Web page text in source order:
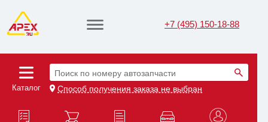
+7 (495) 150-18-88
Каталог
Поиск по номеру автозапчасти
Способ получения заказа не выбран